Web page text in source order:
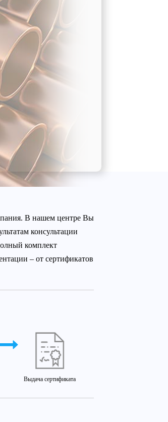
В нашем центре Вы
консультации
комплект
– от сертификатов
Выдача сертификата